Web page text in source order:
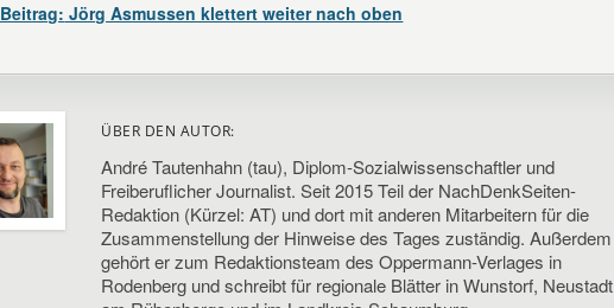
Jörg Asmussen klettert weiter nach oben
ÜBER DEN AUTOR:
André Tautenhahn (tau), Diplom-Sozialwissenschaftler und
Freiberuflicher Journalist. Seit 2015 Teil der NachDenkSeiten-
Redaktion (Kürzel: AT) und dort mit anderen Mitarbeitern für die
Zusammenstellung der Hinweise des Tages zuständig. Außerdem
gehört er zum Redaktionsteam des Oppermann-Verlages in
Rodenberg und schreibt für regionale Blätter in Wunstorf, Neustadt